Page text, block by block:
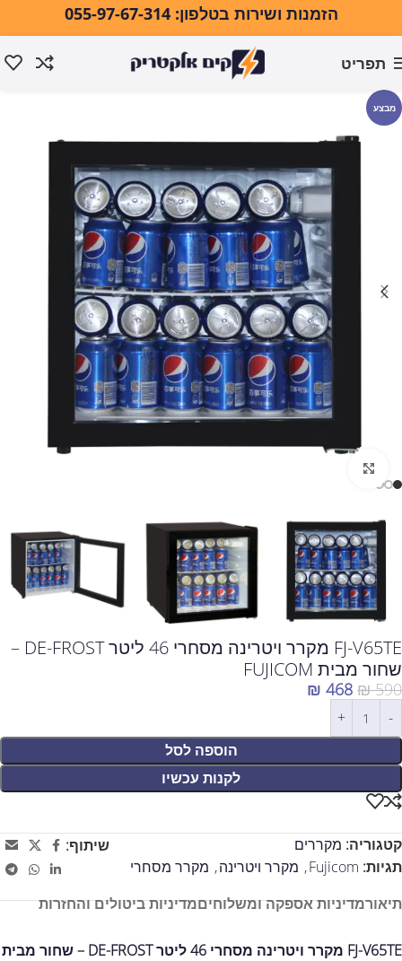
הזמנות ושירות בטלפון: 055-97-67-314
תפריט
עמוד הבית מקררים ומקפיאים מקררים
FJ-V65TE מקרר ויטרינה מסחרי 46 ליטר DE-FROST –
שחור מבית FUJICOM
₪590
₪ 468
הוספה לסל
לקנות עכשיו
קטגוריה: מקררים
תגיות: Fujicom
, מקרר ויטרינה, מקרר מסחרי
שיתוף:
תיאורמדיניות אספקה ומשלוחיםמדיניות ביטולים והחזרות
FJ-V65TE מקרר ויטרינה מסחרי 46 ליטר DE-FROST – שחור מבית
מבצע